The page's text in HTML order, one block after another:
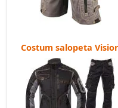
Costum salopeta